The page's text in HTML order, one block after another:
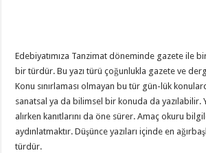
Edebiyatımıza Tanzimat döneminde gazete ile
bir türdür. Bu yazı türü çoğunlukla gazete ve
Konu sınırlaması olmayan bu tür gün-lük
sanatsal ya da bilimsel bir konuda da yazılabilir.
alırken kanıtlarını da öne sürer. Amaç okuru
aydınlatmaktır. Düşünce yazıları içinde en
türdür.